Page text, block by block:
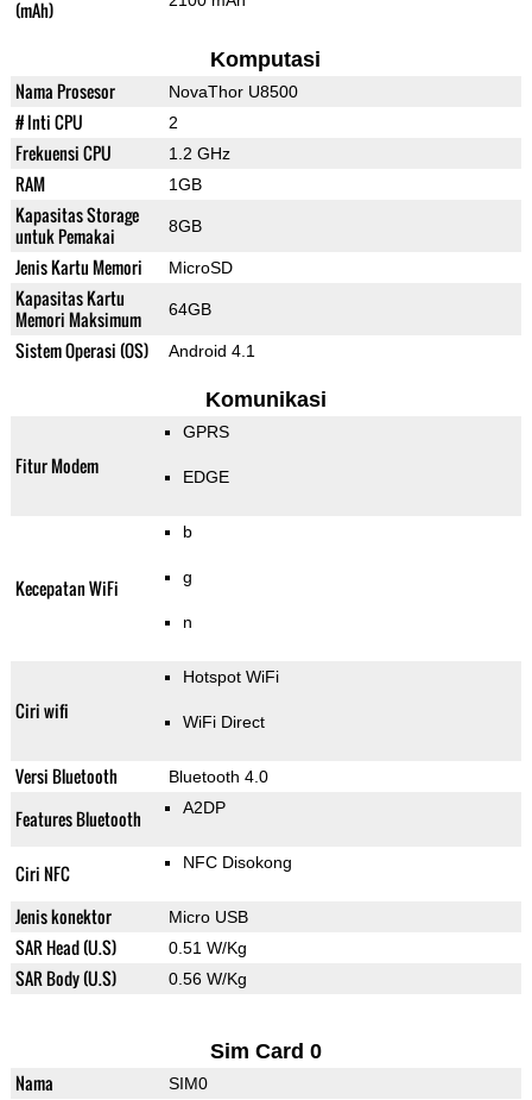
(mAh)
Komputasi
Nama Prosesor NovaThor U8500
# Inti CPU 2
Frekuensi CPU 1.2 GHz
RAM 1GB
Kapasitas Storage
untuk Pemakai
8GB
Jenis Kartu Memori MicroSD
Kapasitas Kartu
Memori Maksimum
64GB
Sistem Operasi (OS) Android 4.1
Komunikasi
Fitur Modem
GPRS
EDGE
Kecepatan WiFi
b
g
n
Ciri wifi
Hotspot WiFi
WiFi Direct
Versi Bluetooth Bluetooth 4.0
Features Bluetooth A2DP
Ciri NFC NFC Disokong
Jenis konektor Micro USB
SAR Head (U.S) 0.51 W/Kg
SAR Body (U.S) 0.56 W/Kg
Sim Card 0
Nama SIM0